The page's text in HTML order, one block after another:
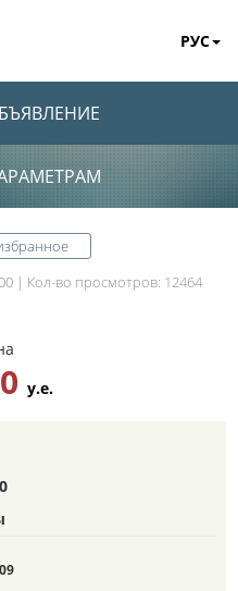
РУС
| Кол-во просмотров: 12464
у.е.